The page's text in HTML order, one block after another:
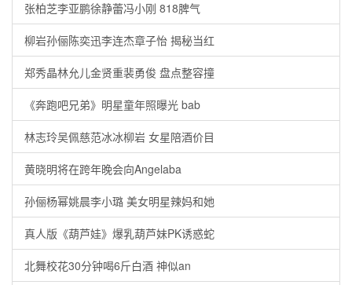
张柏芝李亚鹏徐静蕾冯小刚 818脾气
柳岩孙俪陈奕迅李连杰章子怡 揭秘当红
郑秀晶林允儿金贤重裴勇俊 盘点整容撞
《奔跑吧兄弟》明星童年照曝光 bab
林志玲吴佩慈范冰冰柳岩 女星陪酒价目
黄晓明将在跨年晚会向Angelaba
孙俪杨幂姚晨李小璐 美女明星辣妈和她
真人版《葫芦娃》爆乳葫芦妹PK诱惑蛇
北舞校花30分钟喝6斤白酒 神似an